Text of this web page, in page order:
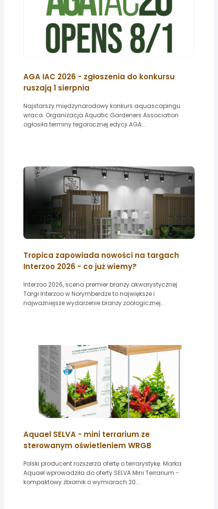
AGA IAC 2026 - zgłoszenia do konkursu
ruszają 1 sierpnia
Najstarszy międzynarodowy konkurs aquascapingu
wraca. Organizacja Aquatic Gardeners Association
ogłosiła terminy tegorocznej edycji AGA...
Tropica zapowiada nowości na targach
Interzoo 2026 - co już wiemy?
Interzoo 2026, scena premier branży akwarystycznej.
Targi Interzoo w Norymberdze to największe i
najważniejsze wydarzenie branży zoologicznej...
Aquael SELVA - mini terrarium ze
sterowanym oświetleniem WRGB
Polski producent rozszerza ofertę o terrarystykę. Marka
Aquael wprowadziła do oferty SELVA Mini Terrarium -
kompaktowy zbiornik o wymiarach 20...